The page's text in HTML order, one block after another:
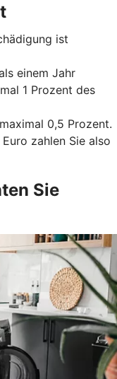
ist
einem Jahr
1 Prozent des
0,5 Prozent.
zahlen Sie also
Sie